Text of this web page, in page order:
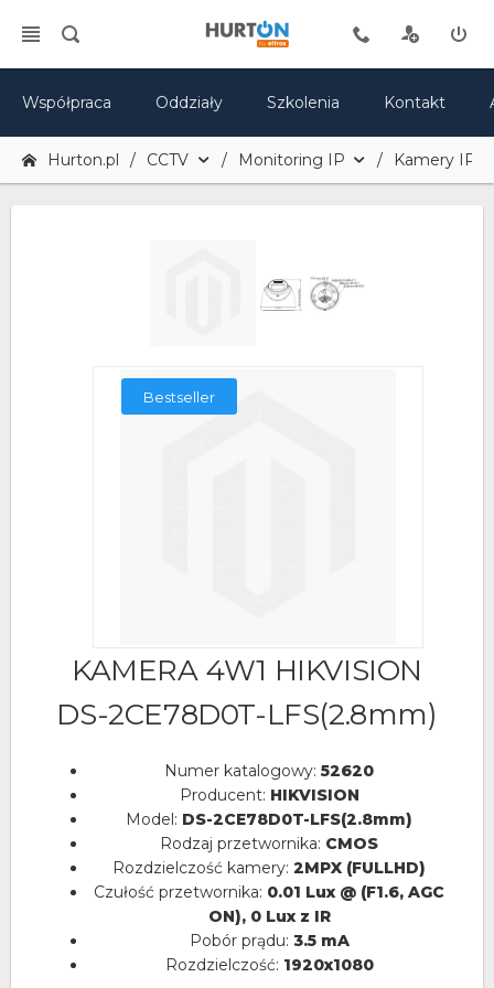
Współpraca Oddziały Szkolenia Kontakt
Hurton.pl CCTV Monitoring IP Kamery IP
Bestseller
KAMERA 4W1 HIKVISION
DS-2CE78D0T-LFS(2.8mm)
Numer katalogowy: 52620
Producent: HIKVISION
Model: DS-2CE78D0T-LFS(2.8mm)
Rodzaj przetwornika: CMOS
Rozdzielczość kamery: 2MPX (FULLHD)
Czułość przetwornika: 0.01 Lux @ (F1.6, AGC
ON), 0 Lux z IR
Pobór prądu: 3.5 mA
Rozdzielczość: 1920x1080